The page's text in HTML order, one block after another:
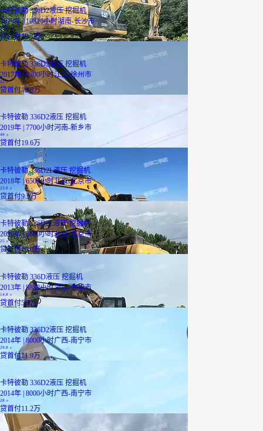
已降3000元
卡特彼勒 336D2液压 挖掘机
2013年 | 10826小时湖南-长沙市
25.8万
贷首付10.3万
卡特彼勒 336D2液压 挖掘机
2017年 | 9300小时江苏-徐州市
32万
贷首付12.8万
卡特彼勒 336D2液压 挖掘机
2019年 | 7700小时河南-新乡市
49 万
贷首付19.6万
卡特彼勒 336D2L液压 挖掘机
2018年 | 6500小时北京-北京市
23.8
贷首付9.5万
卡特彼勒 336D2L液压 挖掘机
2020年 | 3600小时北京-北京市
25 万
贷首付10.0万
卡特彼勒 336D液压 挖掘机
2013年 | 8888小时浙江-金华市
14.8
贷首付5.9万
卡特彼勒 336D2液压 挖掘机
2014年 | 8000小时广西-南宁市
29.8 万
贷首付11.9万
卡特彼勒 336D2液压 挖掘机
2014年 | 8000小时广西-南宁市
28 万
贷首付11.2万